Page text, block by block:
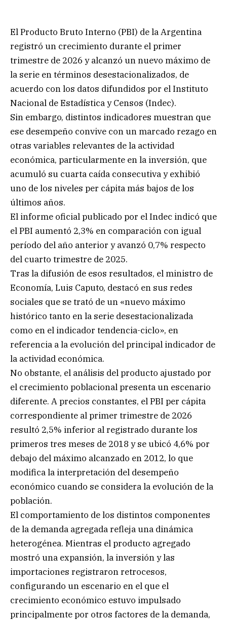
El Producto Bruto Interno (PBI) de la Argentina
registró un crecimiento durante el primer
trimestre de 2026 y alcanzó un nuevo máximo de
la serie en términos desestacionalizados, de
acuerdo con los datos difundidos por el Instituto
Nacional de Estadística y Censos (Indec).
Sin embargo, distintos indicadores muestran que
ese desempeño convive con un marcado rezago en
otras variables relevantes de la actividad
económica, particularmente en la inversión, que
acumuló su cuarta caída consecutiva y exhibió
uno de los niveles per cápita más bajos de los
últimos años.
El informe oficial publicado por el Indec indicó que
el PBI aumentó 2,3% en comparación con igual
período del año anterior y avanzó 0,7% respecto
del cuarto trimestre de 2025.
Tras la difusión de esos resultados, el ministro de
Economía, Luis Caputo, destacó en sus redes
sociales que se trató de un «nuevo máximo
histórico tanto en la serie desestacionalizada
como en el indicador tendencia-ciclo», en
referencia a la evolución del principal indicador de
la actividad económica.
No obstante, el análisis del producto ajustado por
el crecimiento poblacional presenta un escenario
diferente. A precios constantes, el PBI per cápita
correspondiente al primer trimestre de 2026
resultó 2,5% inferior al registrado durante los
primeros tres meses de 2018 y se ubicó 4,6% por
debajo del máximo alcanzado en 2012, lo que
modifica la interpretación del desempeño
económico cuando se considera la evolución de la
población.
El comportamiento de los distintos componentes
de la demanda agregada refleja una dinámica
heterogénea. Mientras el producto agregado
mostró una expansión, la inversión y las
importaciones registraron retrocesos,
configurando un escenario en el que el
crecimiento económico estuvo impulsado
principalmente por otros factores de la demanda,